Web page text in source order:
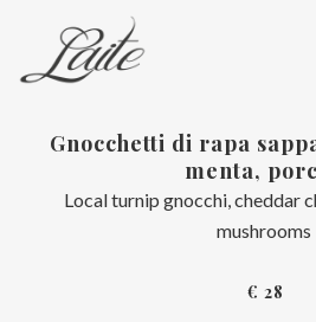
MENÙ
Gnocchetti di rapa
menta,
Local turnip gnocchi, cheddar
mushrooms
€ 28